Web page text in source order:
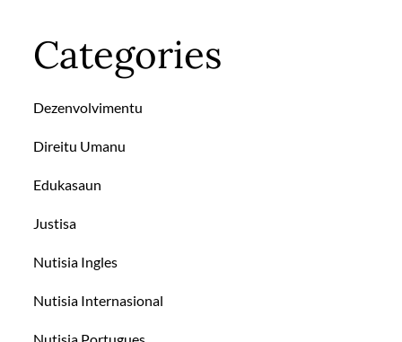
Categories
Dezenvolvimentu
Direitu Umanu
Edukasaun
Justisa
Nutisia Ingles
Nutisia Internasional